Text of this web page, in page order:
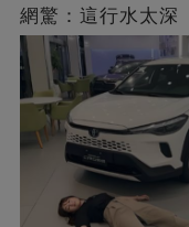
網驚：這行水太深